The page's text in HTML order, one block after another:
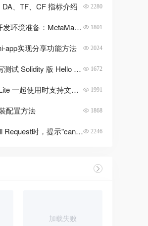
C...、TF、CF 指标介绍 2280
Web3 开发(1) 开发环境准备：MetaMask、Remix、Etherscan 1801
app实现分享功能方法 2024
在 Remix 中编写测试 Solidity 版 Hello World 1672
EF Core 与 SQLite 一起使用时支持文本大小写不敏感 1991
配置方法 1868
GitHub 创建 Pull Request时，提示"can't automatically merge"的解决办法 2246
加载失败